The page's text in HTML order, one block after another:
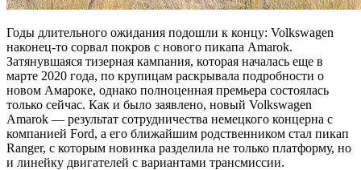
Годы длительного ожидания подошли к концу: Volkswagen
наконец-то сорвал покров с нового пикапа Amarok.
Затянувшаяся тизерная кампания, которая началась еще в
марте 2020 года, по крупицам раскрывала подробности о
новом Амароке, однако полноценная премьера состоялась
только сейчас. Как и было заявлено, новый Volkswagen
Amarok — результат сотрудничества немецкого концерна с
компанией Ford, а его ближайшим родственником стал пикап
Ranger, с которым новинка разделила не только платформу, но
и линейку двигателей с вариантами трансмиссии.